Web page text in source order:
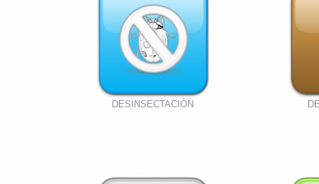
DESINSECTACIÓN